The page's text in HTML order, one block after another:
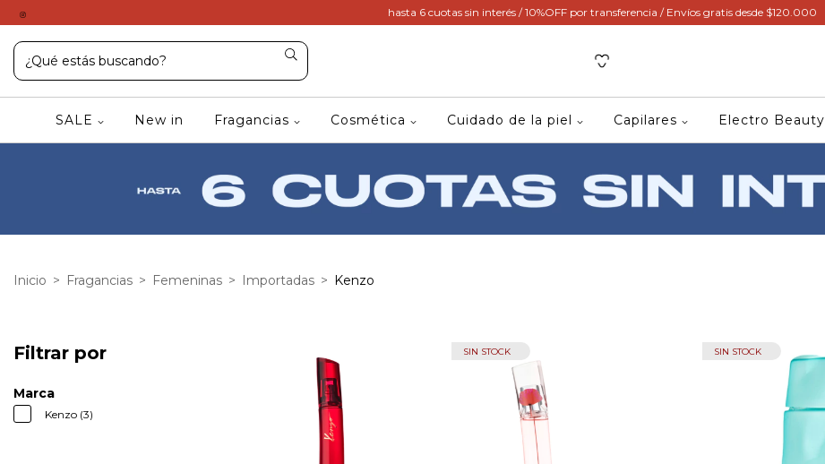
hasta 6 cuotas sin interés / 10%OFF por transferencia / Envíos gratis desde $120.000
SALE New in Fragancias Cosmética Cuidado de la piel Capilares Electro Beauty
Inicio > Fragancias > Femeninas > Importadas > Kenzo
Filtrar por
Marca
Kenzo (3)
SIN STOCK SIN STOCK